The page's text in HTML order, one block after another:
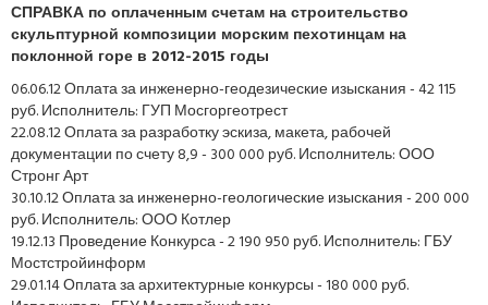
СПРАВКА по оплаченным счетам на строительство
скульптурной композиции морским пехотинцам на
поклонной горе в 2012-2015 годы
06.06.12 Оплата за инженерно-геодезические изыскания - 42 115
руб. Исполнитель: ГУП Мосгоргеотрест
22.08.12 Оплата за разработку эскиза, макета, рабочей
документации по счету 8,9 - 300 000 руб. Исполнитель: ООО
Стронг Арт
30.10.12 Оплата за инженерно-геологические изыскания - 200 000
руб. Исполнитель: ООО Котлер
19.12.13 Проведение Конкурса - 2 190 950 руб. Исполнитель: ГБУ
Мостстройинформ
29.01.14 Оплата за архитектурные конкурсы - 180 000 руб.